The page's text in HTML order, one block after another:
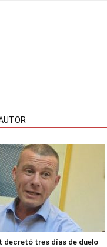
decretó tres días de duelo